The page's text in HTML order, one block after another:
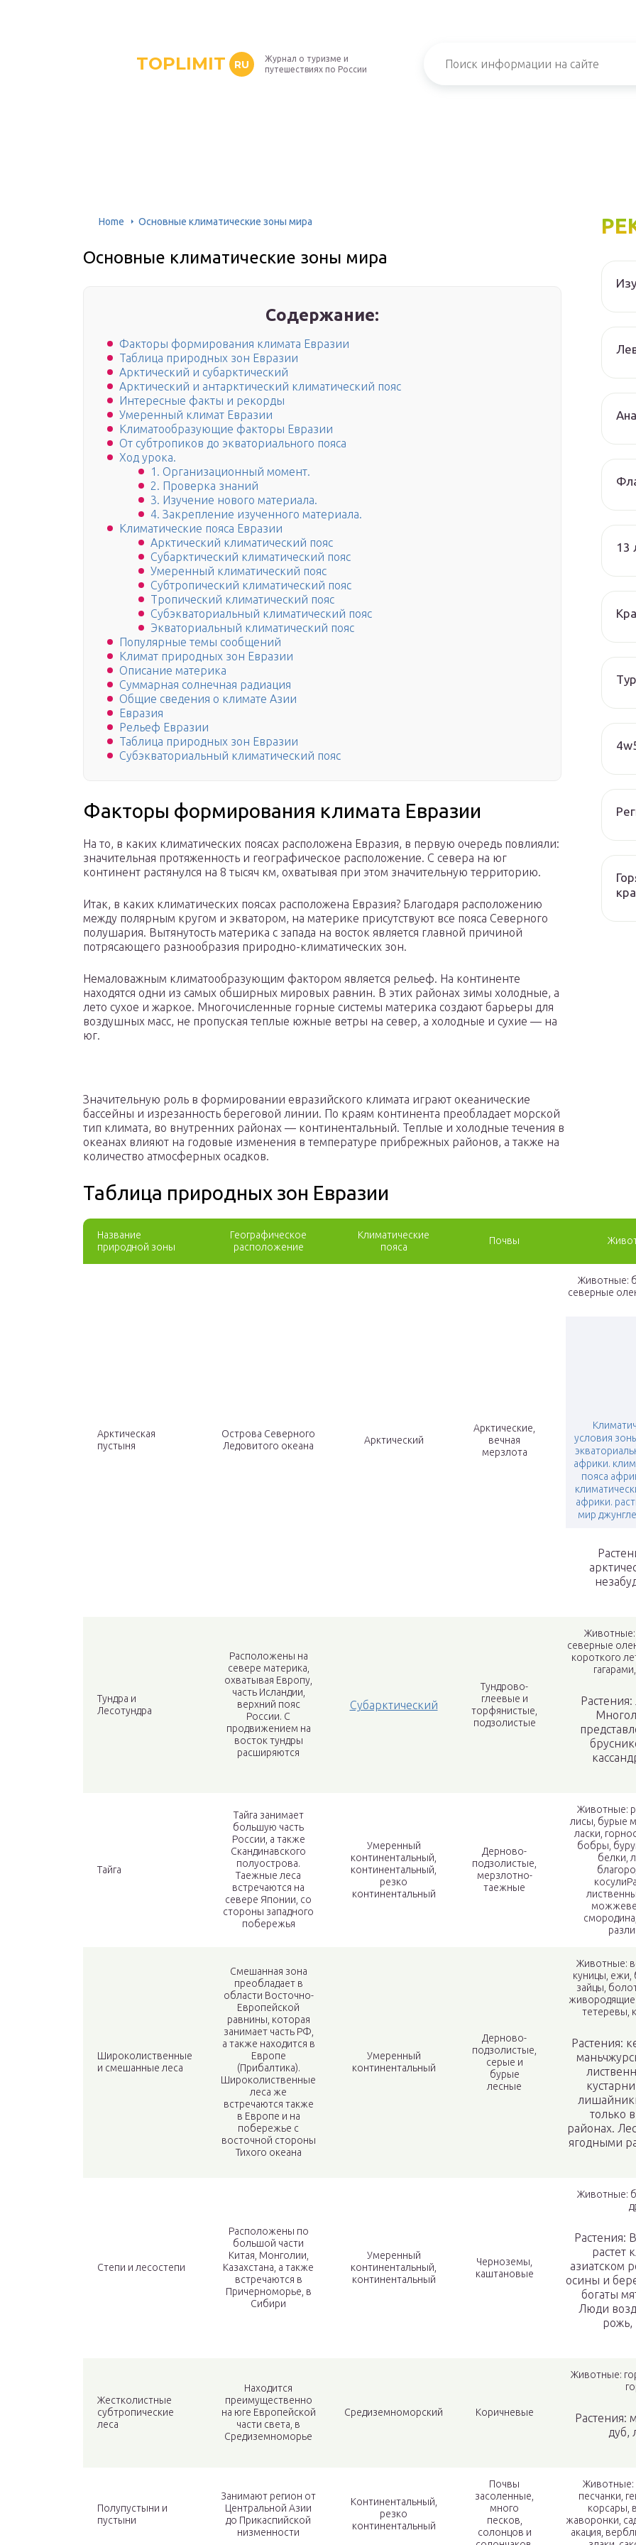
TOPLIMIT RU
Журнал о туризме и
путешествиях по России
Home Основные климатические зоны мира
Основные климатические зоны мира
Содержание:
Факторы формирования климата Евразии
Таблица природных зон Евразии
Арктический и субарктический
Арктический и антарктический климатический пояс
Интересные факты и рекорды
Умеренный климат Евразии
Климатообразующие факторы Евразии
От субтропиков до экваториального пояса
Ход урока.
1. Организационный момент.
2. Проверка знаний
3. Изучение нового материала.
4. Закрепление изученного материала.
Климатические пояса Евразии
Арктический климатический пояс
Субарктический климатический пояс
Умеренный климатический пояс
Субтропический климатический пояс
Тропический климатический пояс
Субэкваториальный климатический пояс
Экваториальный климатический пояс
Популярные темы сообщений
Климат природных зон Евразии
Описание материка
Суммарная солнечная радиация
Общие сведения о климате Азии
Евразия
Рельеф Евразии
Таблица природных зон Евразии
Субэкваториальный климатический пояс
Факторы формирования климата Евразии
На то, в каких климатических поясах расположена Евразия, в первую очередь повлияли:
значительная протяженность и географическое расположение. С севера на юг
континент растянулся на 8 тысяч км, охватывая при этом значительную территорию.
Итак, в каких климатических поясах расположена Евразия? Благодаря расположению
между полярным кругом и экватором, на материке присутствуют все пояса Северного
полушария. Вытянутость материка с запада на восток является главной причиной
потрясающего разнообразия природно-климатических зон.
Немаловажным климатообразующим фактором является рельеф. На континенте
находятся одни из самых обширных мировых равнин. В этих районах зимы холодные, а
лето сухое и жаркое. Многочисленные горные системы материка создают барьеры для
воздушных масс, не пропуская теплые южные ветры на север, а холодные и сухие — на
юг.
Значительную роль в формировании евразийского климата играют океанические
бассейны и изрезанность береговой линии. По краям континента преобладает морской
тип климата, во внутренних районах — континентальный. Теплые и холодные течения в
океанах влияют на годовые изменения в температуре прибрежных районов, а также на
количество атмосферных осадков.
Таблица природных зон Евразии
Название
природной зоны
Географическое
расположение
Климатические
пояса
Почвы
Арктическая
пустыня
Острова Северного
Ледовитого океана
Арктический
Арктические,
вечная
мерзлота
Животные:
северные
условия
африки.
пояса
африки.
мир
Тундра и
Лесотундра
Расположены на
севере материка,
охватывая Европу,
часть Исландии,
верхний пояс
России. С
продвижением на
восток тундры
расширяются
Субарктический
Тундрово-
глеевые и
торфянистые,
подзолистые
Животные:
северные
короткого
Тайга
Тайга занимает
большую часть
России, а также
Скандинавского
полуострова.
Таежные леса
встречаются на
севере Японии, со
стороны западного
побережья
Умеренный
континентальный,
континентальный,
резко
континентальный
Дерново-
подзолистые,
мерзлотно-
таежные
Животные:
лисы, бурые
ласки,
бобры,
белки,
Широколиственные
и смешанные леса
Смешанная зона
преобладает в
области Восточно-
Европейской
равнины, которая
занимает часть РФ,
а также находится в
Европе
(Прибалтика).
Широколиственные
леса же
встречаются также
в Европе и на
побережье с
восточной стороны
Тихого океана
Умеренный
континентальный
Дерново-
подзолистые,
серые и
бурые
лесные
Животные:
куницы, ежи,
зайцы,
живородящие
тетеревы,
Растения:
только
районах.
ягодными
Степи и лесостепи
Расположены по
большой части
Китая, Монголии,
Казахстана, а также
встречаются в
Причерноморье, в
Сибири
Умеренный
континентальный,
континентальный
Черноземы,
каштановые
Животные:
Растения:
растет
азиатском
осины и
богаты
Люди
рожь,
Жестколистные
субтропические
леса
Находится
преимущественно
на юге Европейской
части света, в
Средиземноморье
Средиземноморский Коричневые
Животные:
Растения:
дуб,
Полупустыни и
пустыни
Занимают регион от
Центральной Азии
до Прикаспийской
низменности
Континентальный,
резко
континентальный
Почвы
засоленные,
много
песков,
солонцов и
Животные:
песчанки,
корсары,
жаворонки,
акация,
13